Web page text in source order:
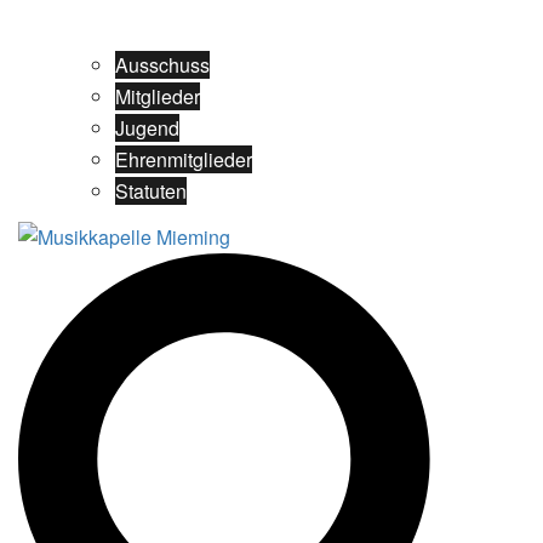
Ausschuss
Mitglieder
Jugend
Ehrenmitglieder
Statuten